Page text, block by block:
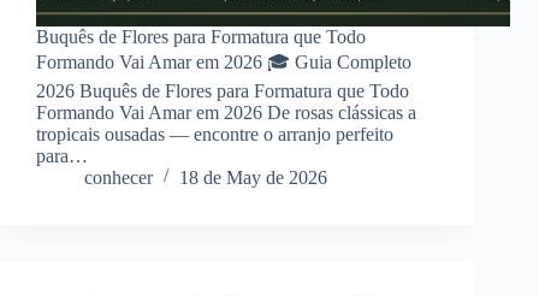
Buquês de Flores para Formatura que Todo
Formando Vai Amar em 2026 🎓 Guia Completo
2026 Buquês de Flores para Formatura que Todo
Formando Vai Amar em 2026 De rosas clássicas a
tropicais ousadas — encontre o arranjo perfeito
para…
conhecer
18 de May de 2026